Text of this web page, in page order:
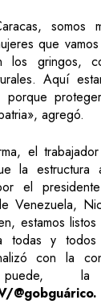
somos
que
los gringos,
Aquí
porque
agregó.
el
la estructura
el
Venezuela,
estamos
todas y
con la
puede,
@gobguárico.